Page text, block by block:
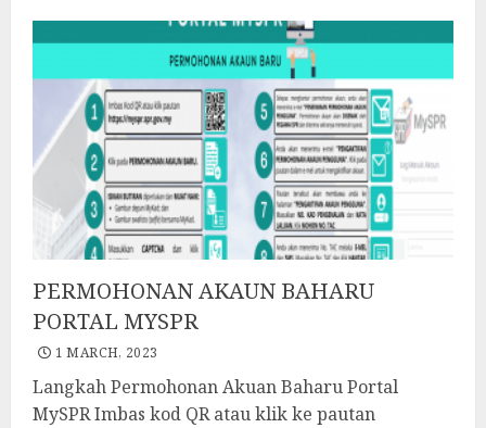
PERMOHONAN AKAUN BAHARU
PORTAL MYSPR
1 MARCH, 2023
Langkah Permohonan Akuan Baharu Portal
MySPR Imbas kod QR atau klik ke pautan